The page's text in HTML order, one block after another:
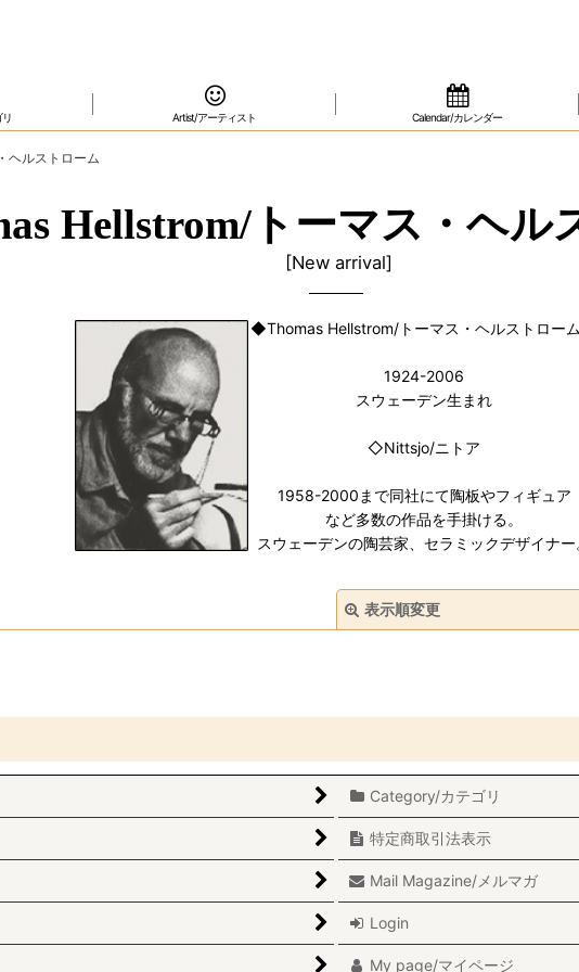
Artist/アーティスト Calendar/カレンダー
ヘルストローム
Hellstrom/トーマス・ヘル
[New arrival]
◆Thomas Hellstrom/トーマス・ヘルストロー
1924-2006
スウェーデン生まれ
◇Nittsjo/ニトア
1958-2000まで同社にて陶板やフィギュア
など多数の作品を手掛ける。
スウェーデンの陶芸家、セラミックデザイナー
表示順変更
絞り込む
Category/カテゴリ
特定商取引法表示
Mail Magazine/メルマガ
Login
My page/マイページ